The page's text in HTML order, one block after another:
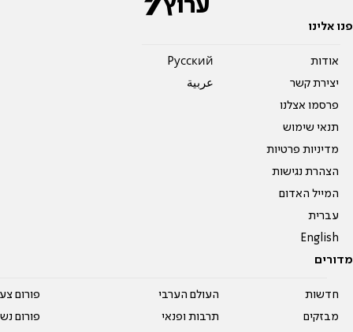
פנו אלינו
אודות
יצירת קשר
פרסמו אצלנו
תנאי שימוש
מדיניות פרטיות
הצהרת נגישות
המייל האדום
עברית
English
Pусский
عربية
מדורים
חדשות
מבזקים
העולם הערבי
תרבות ופנאי
פורום
פורום